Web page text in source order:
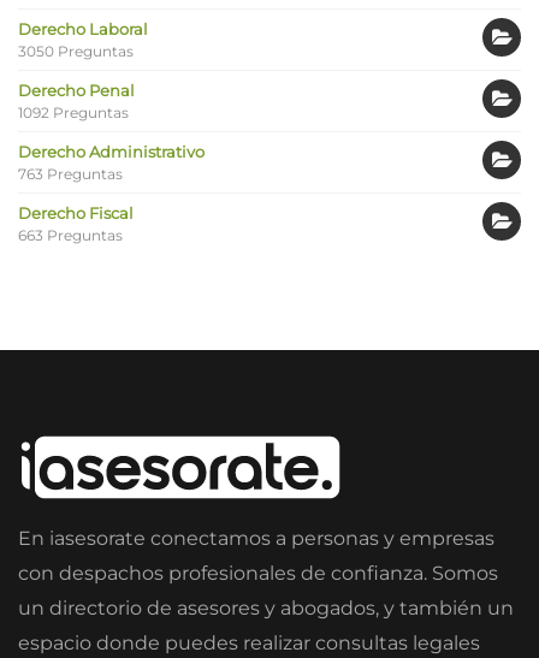
Derecho Laboral
3050 Preguntas
Derecho Penal
1092 Preguntas
Derecho Administrativo
763 Preguntas
Derecho Fiscal
663 Preguntas
En iasesorate conectamos a personas y empresas
con despachos profesionales de confianza. Somos
un directorio de asesores y abogados, y también un
espacio donde puedes realizar consultas legales